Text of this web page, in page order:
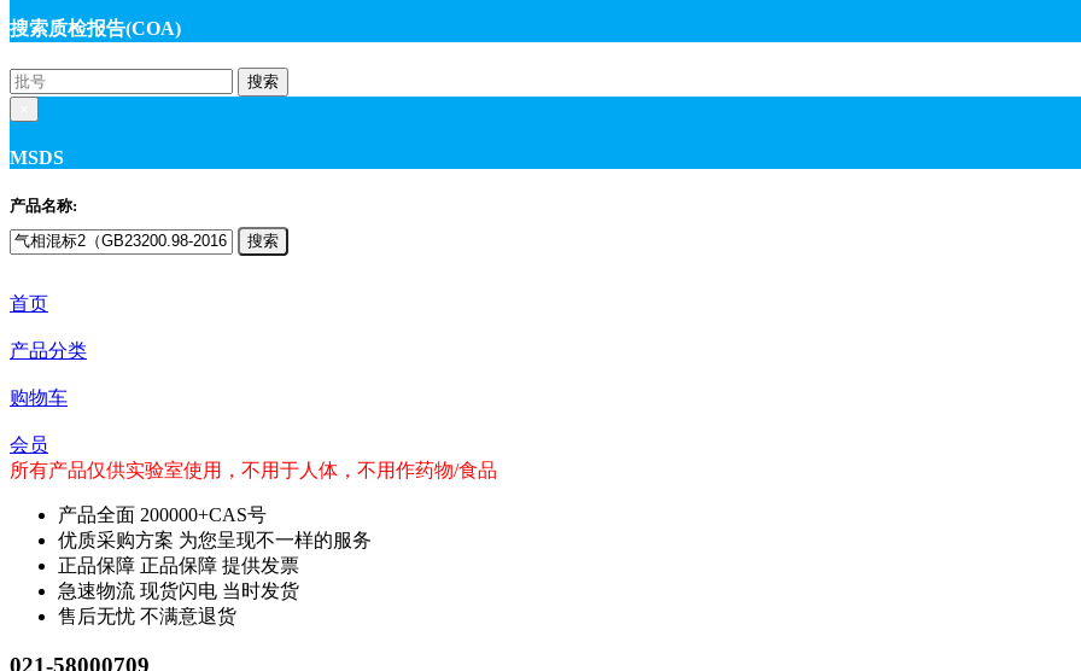
搜索质检报告(COA)
搜索
MSDS
产品名称:
搜索
首页
产品分类
购物车
会员
所有产品仅供实验室使用，不用于人体，不用作药物/食品
产品全面 200000+CAS号
优质采购方案 为您呈现不一样的服务
正品保障 正品保障 提供发票
急速物流 现货闪电 当时发货
售后无忧 不满意退货
021-58000709